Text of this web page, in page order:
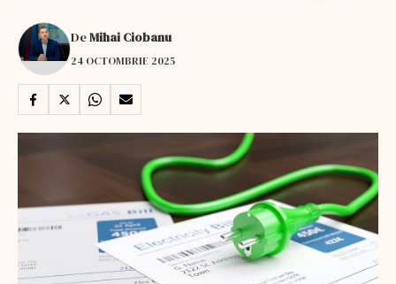
DeMihai Ciobanu
24 OCTOMBRIE 2025